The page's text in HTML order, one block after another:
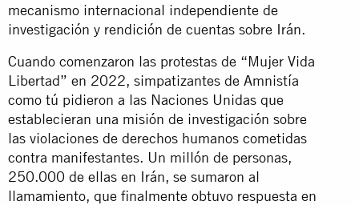
mecanismo internacional independiente de
investigación y rendición de cuentas sobre Irán.
Cuando comenzaron las protestas de “Mujer Vida
Libertad” en 2022, simpatizantes de Amnistía
como tú pidieron a las Naciones Unidas que
establecieran una misión de investigación sobre
las violaciones de derechos humanos cometidas
contra manifestantes. Un millón de personas,
250.000 de ellas en Irán, se sumaron al
llamamiento, que finalmente obtuvo respuesta en